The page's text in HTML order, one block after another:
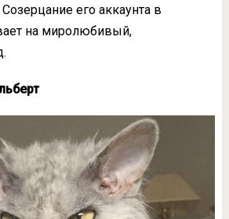
его аккаунта в
на миролюбивый,